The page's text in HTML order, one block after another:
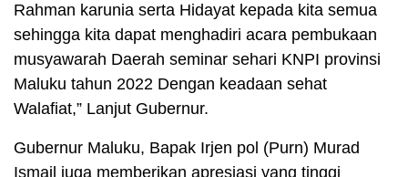
Rahman karunia serta Hidayat kepada kita semua
sehingga kita dapat menghadiri acara pembukaan
musyawarah Daerah seminar sehari KNPI provinsi
Maluku tahun 2022 Dengan keadaan sehat
Walafiat,” Lanjut Gubernur.
Gubernur Maluku, Bapak Irjen pol (Purn) Murad
Ismail juga memberikan apresiasi yang tinggi